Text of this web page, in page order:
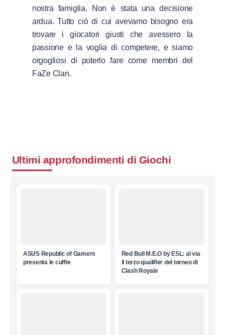
nostra famiglia. Non è stata una decisione
ardua. Tutto ciò di cui avevamo bisogno era
trovare i giocatori giusti che avessero la
passione e la voglia di competere, e siamo
orgogliosi di poterlo fare come membri del
FaZe Clan.
Ultimi approfondimenti di Giochi
ASUS Republic of Gamers
presenta le cuffie
Red Bull M.E.O by ESL: al via
il terzo qualifier del torneo di
Clash Royale